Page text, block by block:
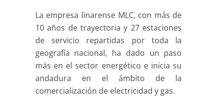
La empresa linarense MLC, con más de
10 años de trayectoria y 27 estaciones
de servicio repartidas por toda la
geografía nacional, ha dado un paso
más en el sector energético e inicia su
andadura en el ámbito de la
comercialización de electricidad y gas.